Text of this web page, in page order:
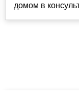
домом в